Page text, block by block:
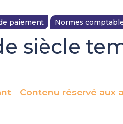
paiement Normes
siècle
- Contenu réservé aux